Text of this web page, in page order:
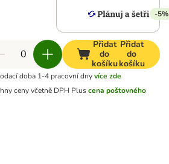
-5%
Přidat
do
košíku
Přidat
do
košíku
doba 1-4 pracovní dny více zde
ceny včetně DPH Pluscena poštovného